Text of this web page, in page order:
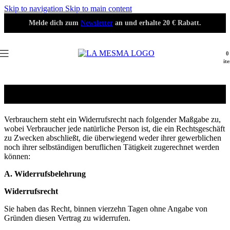
Skip to navigation Skip to main content
Melde dich zum Newsletter an und erhalte 20 € Rabatt.
0
Verbrauchern steht ein Widerrufsrecht nach folgender Maßgabe zu,
wobei Verbraucher jede natürliche Person ist, die ein Rechtsgeschäft
zu Zwecken abschließt, die überwiegend weder ihrer gewerblichen
noch ihrer selbständigen beruflichen Tätigkeit zugerechnet werden
können:
A. Widerrufsbelehrung
Widerrufsrecht
Sie haben das Recht, binnen vierzehn Tagen ohne Angabe von
Gründen diesen Vertrag zu widerrufen.